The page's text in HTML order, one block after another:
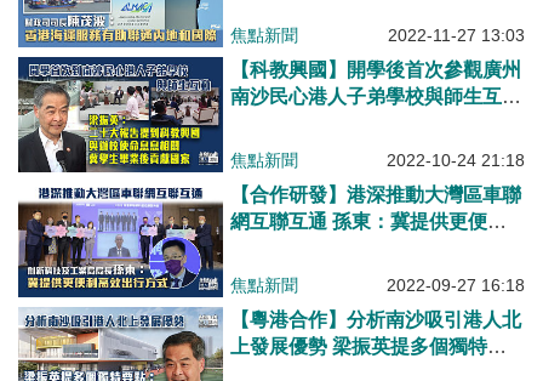
焦點新聞 2022-11-27 13:03
【科教興國】開學後首次參觀廣州
南沙民心港人子弟學校與師生互動
息相關、冀學生畢業後貢獻國家
焦點新聞 2022-10-24 21:18
【合作研發】港深推動大灣區車聯
網互聯互通 孫東：冀提供更便利
焦點新聞 2022-09-27 16:18
【粵港合作】分析南沙吸引港人北
上發展優勢 梁振英提多個獨特要